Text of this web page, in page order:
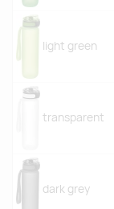
light green
transparent
dark grey